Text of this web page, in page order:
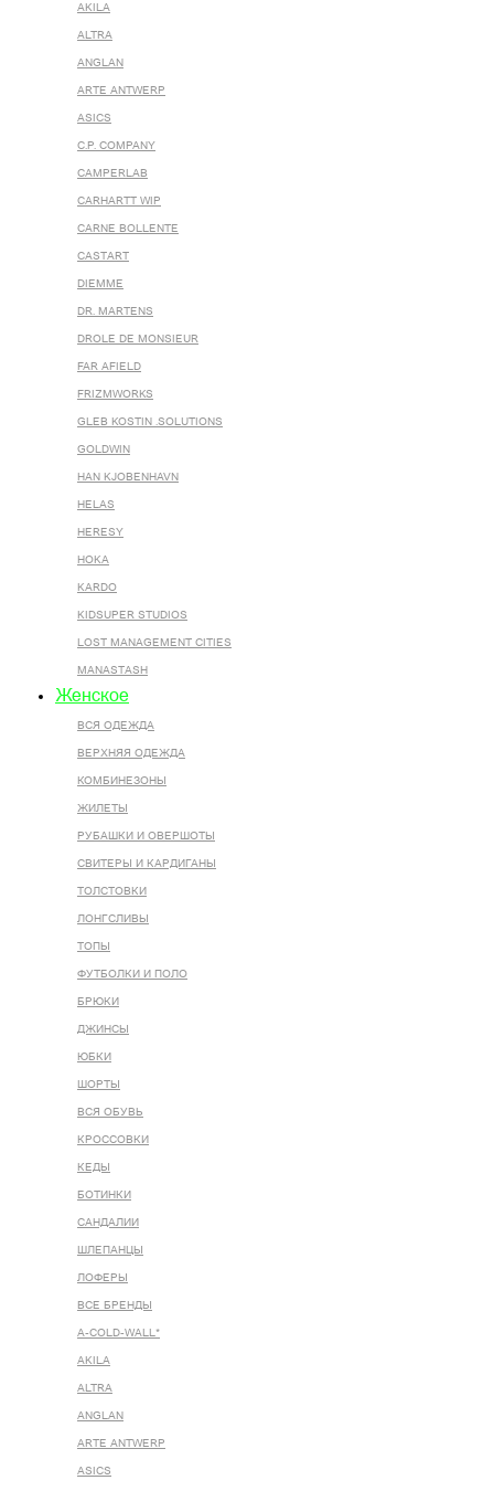
AKILA
ALTRA
ANGLAN
ARTE ANTWERP
ASICS
C.P. COMPANY
CAMPERLAB
CARHARTT WIP
CARNE BOLLENTE
CASTART
DIEMME
DR. MARTENS
DROLE DE MONSIEUR
FAR AFIELD
FRIZMWORKS
GLEB KOSTIN .SOLUTIONS
GOLDWIN
HAN KJOBENHAVN
HELAS
HERESY
HOKA
KARDO
KIDSUPER STUDIOS
LOST MANAGEMENT CITIES
MANASTASH
Женское
ВСЯ ОДЕЖДА
ВЕРХНЯЯ ОДЕЖДА
КОМБИНЕЗОНЫ
ЖИЛЕТЫ
РУБАШКИ И ОВЕРШОТЫ
СВИТЕРЫ И КАРДИГАНЫ
ТОЛСТОВКИ
ЛОНГСЛИВЫ
ТОПЫ
ФУТБОЛКИ И ПОЛО
БРЮКИ
ДЖИНСЫ
ЮБКИ
ШОРТЫ
ВСЯ ОБУВЬ
КРОССОВКИ
КЕДЫ
БОТИНКИ
САНДАЛИИ
ШЛЕПАНЦЫ
ЛОФЕРЫ
ВСЕ БРЕНДЫ
A-COLD-WALL*
AKILA
ALTRA
ANGLAN
ARTE ANTWERP
ASICS